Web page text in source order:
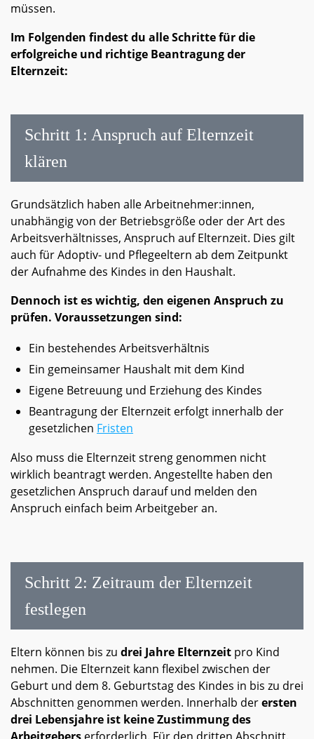
müssen.
Im Folgenden findest du alle Schritte für die
erfolgreiche und richtige Beantragung der
Elternzeit:
Schritt 1: Anspruch auf Elternzeit
klären
Grundsätzlich haben alle Arbeitnehmer:innen,
unabhängig von der Betriebsgröße oder der Art des
Arbeitsverhältnisses, Anspruch auf Elternzeit. Dies gilt
auch für Adoptiv- und Pflegeeltern ab dem Zeitpunkt
der Aufnahme des Kindes in den Haushalt.
Dennoch ist es wichtig, den eigenen Anspruch zu
prüfen. Voraussetzungen sind:
Ein bestehendes Arbeitsverhältnis
Ein gemeinsamer Haushalt mit dem Kind
Eigene Betreuung und Erziehung des Kindes
Beantragung der Elternzeit erfolgt innerhalb der
gesetzlichen Fristen
Also muss die Elternzeit streng genommen nicht
wirklich beantragt werden. Angestellte haben den
gesetzlichen Anspruch darauf und melden den
Anspruch einfach beim Arbeitgeber an.
Schritt 2: Zeitraum der Elternzeit
festlegen
Eltern können bis zu drei Jahre Elternzeit pro Kind
nehmen. Die Elternzeit kann flexibel zwischen der
Geburt und dem 8. Geburtstag des Kindes in bis zu drei
Abschnitten genommen werden. Innerhalb derersten
drei Lebensjahre ist keine Zustimmungdes